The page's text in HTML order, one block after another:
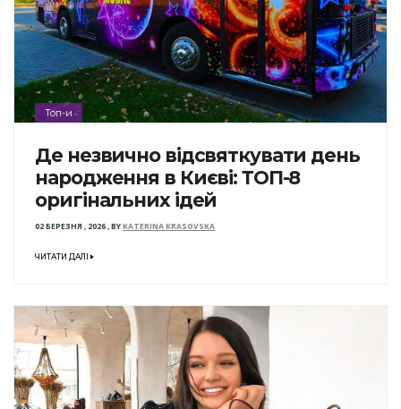
Топ-и
Де незвично відсвяткувати день
народження в Києві: ТОП-8
оригінальних ідей
02 БЕРЕЗНЯ , 2026,BYKATERINA KRASOVSKA
ЧИТАТИ ДАЛІ